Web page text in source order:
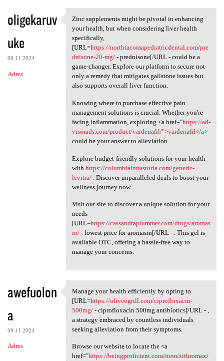
oligekaruv
uke
09.11.2024
Adres
Zinc supplements might be
Zinc supplements might be pivotal in enhancing
your health, but when considering liver health
specifically,
[URL=https://northtacomapediatricdental.com/pre
dnisone-20-mg/- prednisone[/URL - could be a
game-changer. Explore our platform to secure not
only a remedy that mitigates gallstone issues but
also supports overall liver function.
Knowing where to purchase effective pain
management solutions is crucial. Whether you're
facing inflammation, exploring <a href="https://ad-
visorads.com/product/vardenafil/">vardenafil</a>
could be your answer to alleviation.
Explore budget-friendly solutions for your health
with https://columbiainnastoria.com/generic-
levitra/. Discover unparalleled deals to boost your
wellness journey now.
Visit our site to discover a unique solution for your
needs -
[URL=https://cassandraplummer.com/drugs/aromas
in/- lowest price for aromasin[/URL - . This gel is
available OTC, offering a hassle-free way to
manage your concerns.
awefuolon
a
09.11.2024
Adres
Manage your health
Manage your health efficiently by opting to
[URL=https://oliveogrill.com/ciprofloxacin-
500mg/- ciprofloxacin 500mg antibiotics[/URL - ,
a strategy embraced by countless individuals
seeking alleviation from their symptoms.
Browse our website to locate the <a
href="https://beingproficient.com/item/zithromax/